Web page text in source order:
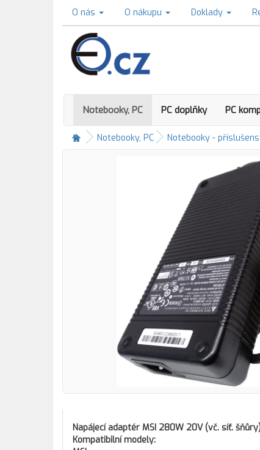
O nás O nákupu Doklady
Notebooky, PC PC doplňky PC
Notebooky, PC Notebooky -
Napájecí adaptér MSI 280W 20V (vč. síť.
Kompatibilní modely: